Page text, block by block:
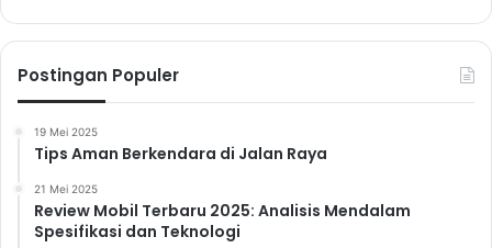
Postingan Populer
19 Mei 2025
Tips Aman Berkendara di Jalan Raya
21 Mei 2025
Review Mobil Terbaru 2025: Analisis Mendalam
Spesifikasi dan Teknologi